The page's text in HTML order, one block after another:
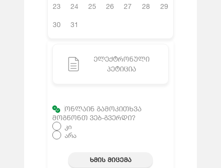
23 24 25 26 27 28 29
30 31
ᲔᲚᲔᲥᲢᲠᲝᲜᲣᲚᲘ
ᲞᲔᲢᲘᲪᲘᲐ
ᲝᲜᲚᲐᲘᲜ ᲒᲐᲛᲝᲙᲘᲗᲮᲕᲐ
ᲛᲝᲒᲬᲝᲜᲗ ᲕᲔᲑ-ᲒᲕᲔᲠᲓᲘ?
კი
არა
ᲮᲛᲘᲡ ᲛᲘᲪᲔᲛᲐ